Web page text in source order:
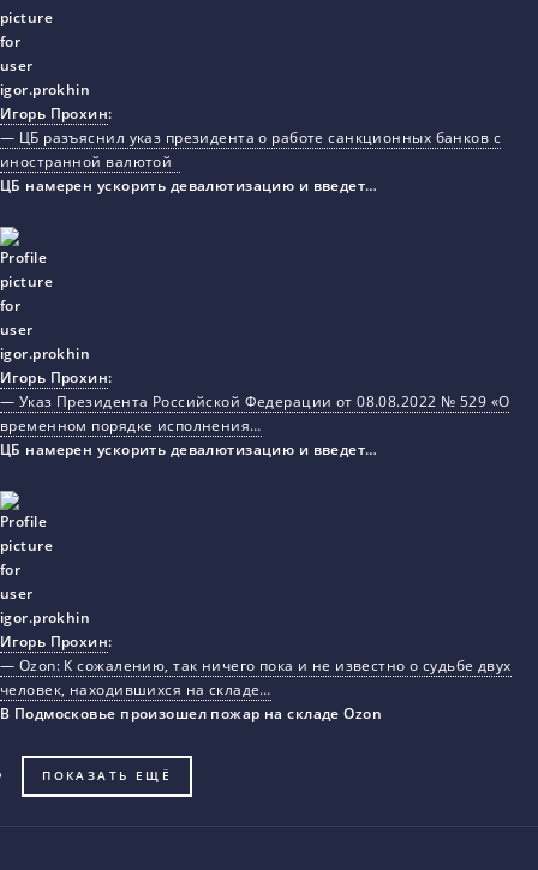
Игорь Прохин:
— ЦБ разъяснил указ президента о работе санкционных банков с
иностранной валютой
ЦБ намерен ускорить девалютизацию и введет…
Игорь Прохин:
— Указ Президента Российской Федерации от 08.08.2022 № 529 «О
временном порядке исполнения…
ЦБ намерен ускорить девалютизацию и введет…
Игорь Прохин:
— Ozon: К сожалению, так ничего пока и не известно о судьбе двух
человек, находившихся на складе…
В Подмосковье произошел пожар на складе Ozon
ПОКАЗАТЬ ЕЩЁ